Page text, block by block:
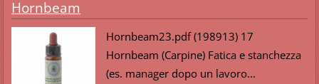
Hornbeam
Hornbeam23.pdf (198913) 17
Hornbeam (Carpine) Fatica e stanchezza
(es. manager dopo un lavoro...